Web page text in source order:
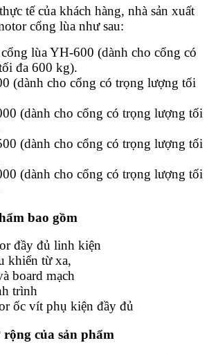
tế của khách hàng, nhà sản xuất
cổng lùa như sau:
lùa YH-600 (dành cho cổng có
đa 600 kg).
(dành cho cổng có trọng lượng tối
(dành cho cổng có trọng lượng tối
(dành cho cổng có trọng lượng tối
(dành cho cổng có trọng lượng tối
bao gồm
đầy đủ linh kiện
khiển từ xa,
board mạch
trình
ốc vít phụ kiện đầy đủ
của sản phẩm